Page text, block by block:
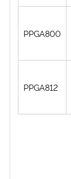
PPGA800
PPGA812